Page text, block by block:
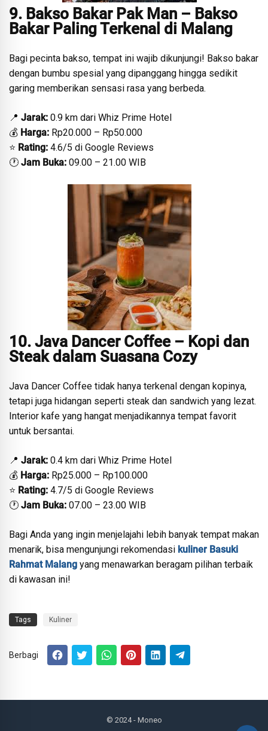
9. Bakso Bakar Pak Man – Bakso
Bakar Paling Terkenal di Malang
Bagi pecinta bakso, tempat ini wajib dikunjungi! Bakso bakar
dengan bumbu spesial yang dipanggang hingga sedikit
garing memberikan sensasi rasa yang berbeda.
📍 Jarak: 0.9 km dari Whiz Prime Hotel
💰 Harga: Rp20.000 – Rp50.000
⭐ Rating: 4.6/5 di Google Reviews
🕐 Jam Buka: 09.00 – 21.00 WIB
10. Java Dancer Coffee – Kopi dan
Steak dalam Suasana Cozy
Java Dancer Coffee tidak hanya terkenal dengan kopinya,
tetapi juga hidangan seperti steak dan sandwich yang lezat.
Interior kafe yang hangat menjadikannya tempat favorit
untuk bersantai.
📍 Jarak: 0.4 km dari Whiz Prime Hotel
💰 Harga: Rp25.000 – Rp100.000
⭐ Rating: 4.7/5 di Google Reviews
🕐 Jam Buka: 07.00 – 23.00 WIB
Bagi Anda yang ingin menjelajahi lebih banyak tempat makan
menarik, bisa mengunjungi rekomendasi kuliner Basuki
Rahmat Malang yang menawarkan beragam pilihan terbaik
di kawasan ini!
Tags Kuliner
Berbagi
© 2024- Moneo